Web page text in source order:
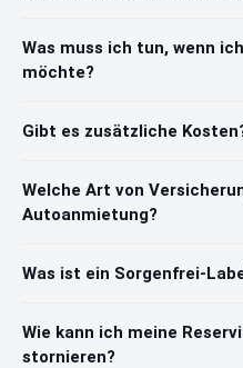
Was muss ich tun, wenn
möchte?
Gibt es zusätzliche
Welche Art von
Autoanmietung?
Was ist ein Sorgenfrei-
Wie kann ich meine
stornieren?